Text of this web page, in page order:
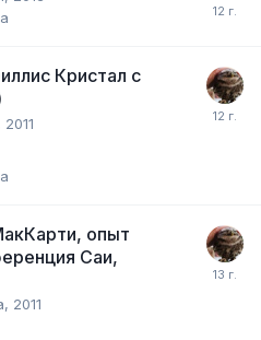
Кристал с
опыт
Саи,
2011